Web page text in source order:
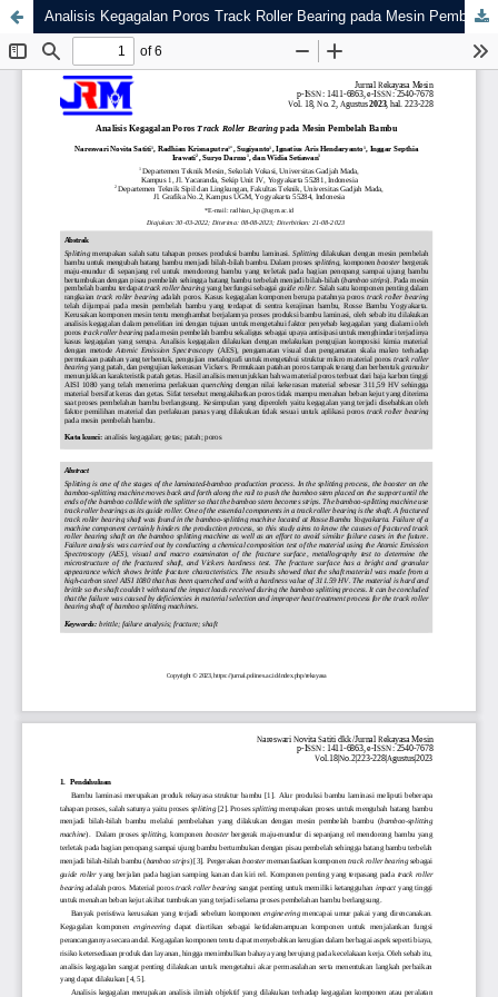
Analisis Kegagalan Poros Track Roller Bearing pada Mesin Pembelah Bambu